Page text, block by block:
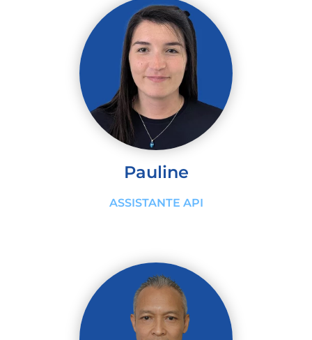
Pauline
ASSISTANTE API